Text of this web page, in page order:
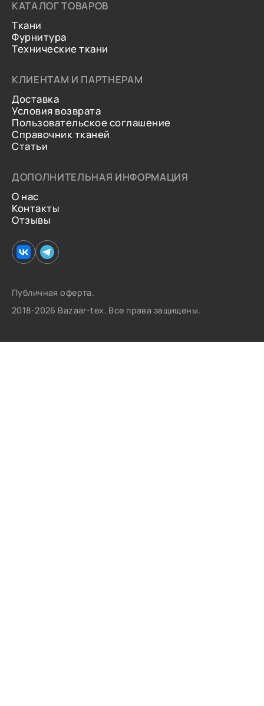
КАТАЛОГ ТОВАРОВ
Ткани
Фурнитура
Технические ткани
КЛИЕНТАМ И ПАРТНЕРАМ
Доставка
Условия возврата
Пользовательское соглашение
Справочник тканей
Статьи
ДОПОЛНИТЕЛЬНАЯ ИНФОРМАЦИЯ
О нас
Контакты
Отзывы
Публичная оферта.
2018-2026 Bazaar-tex. Все права защищены.